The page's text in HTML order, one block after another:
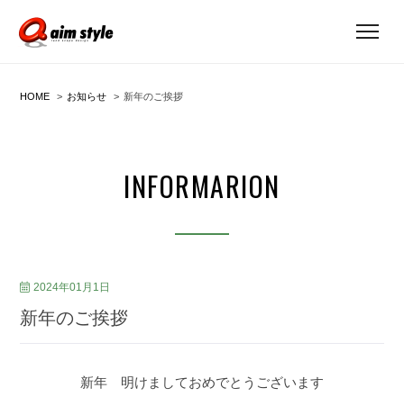
HOME お知らせ 新年のご挨拶
INFORMARION
2024年01月1日
新年のご挨拶
新年 明けましておめでとうございます